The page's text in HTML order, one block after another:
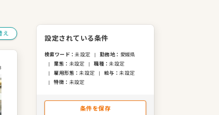
設定されている条件
検索ワード ：未設定 | 勤務地： 愛媛県
|
業態 ： 未設定 | 職種 ：未設定
|
雇用形態 ：未設定 | 給与 ：未設定
|
特徴 ： 未設定
条件を保存
え